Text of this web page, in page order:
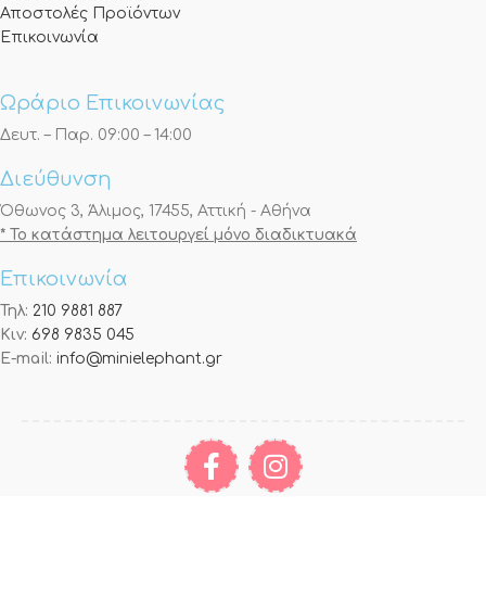
Αποστολές Προϊόντων
Επικοινωνία
Ωράριο Επικοινωνίας
Δευτ. – Παρ. 09:00 – 14:00
Διεύθυνση
Όθωνος 3, Άλιμος, 17455, Αττική - Αθήνα
* Το κατάστημα λειτουργεί μόνο διαδικτυακά
Επικοινωνία
Τηλ: 210 9881 887
Κιν: 698 9835 045
E-mail: info@minielephant.gr